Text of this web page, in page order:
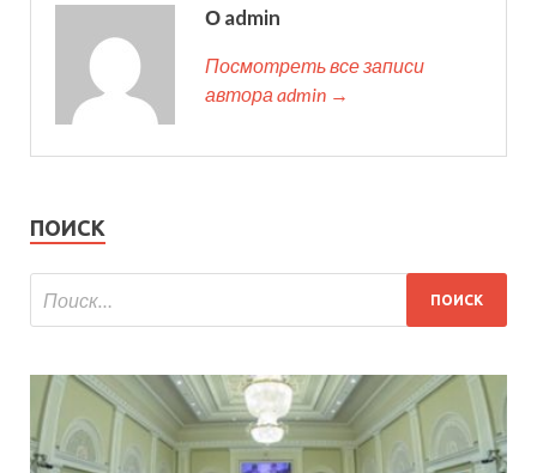
О admin
Посмотреть все записи
автора admin →
ПОИСК